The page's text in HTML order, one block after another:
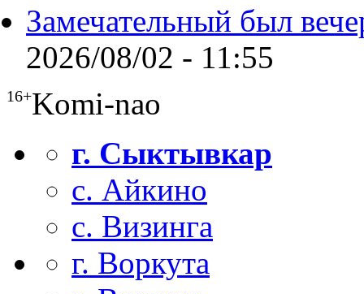
Замечательный был
2026/08/02 - 11:55
16+Komi-nao
г. Сыктывкар
с. Айкино
с. Визинга
г. Воркута